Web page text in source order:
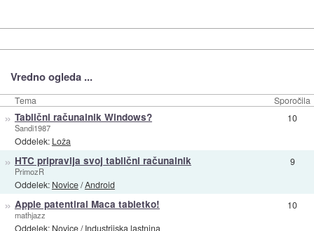
Vredno ogleda ...
Tema Sporočila
» Tablični računalnik Windows?
Sandi1987
Oddelek: Loža
10
» HTC pripravlja svoj tablični računalnik
PrimozR
Oddelek: Novice/Android
9
» Apple patentiral Maca tabletko!
mathjazz
Oddelek: Novice/Industrijska lastnina
10